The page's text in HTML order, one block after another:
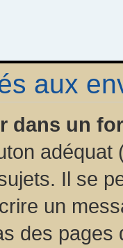
aux
dans un
Il se
un
des